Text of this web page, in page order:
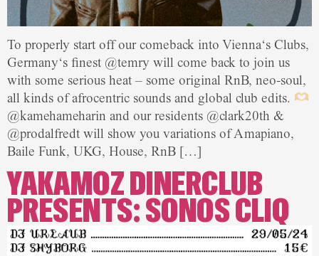
To properly start off our comeback into Vienna‘s Clubs,
Germany‘s finest @temry will come back to join us
with some serious heat – some original RnB, neo-soul,
all kinds of afrocentric sounds and global club edits.
@kamehameharin and our residents @clark20th &
@prodalfredt will show you variations of Amapiano,
Baile Funk, UKG, House, RnB […]
YAKAMOZ DINERCLUB
PRESENTS: SONOS CLIQ